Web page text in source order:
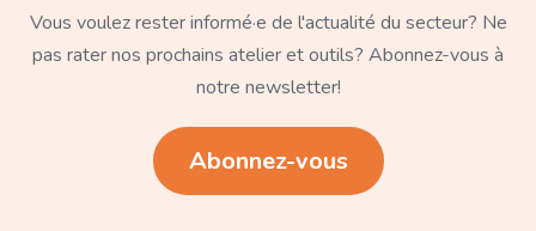
Vous voulez rester informé·e de l'actualité du secteur? Ne
pas rater nos prochains atelier et outils? Abonnez-vous à
notre newsletter!
Abonnez-vous